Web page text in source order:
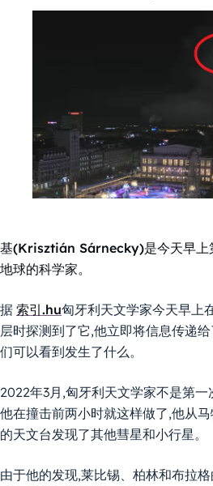
基(Krisztián Sárnecky)是今天早上
地球的科学家。
据 索引.hu匈牙利天文学家今天早上
层时探测到了它,他立即将信息传递
们可以看到发生了什么。
2022年3月,匈牙利天文学家不是第
他在撞击前两小时就这样做了,他从
的天文台发现了其他彗星和小行星。
由于他的发现,莱比锡、柏林和布拉